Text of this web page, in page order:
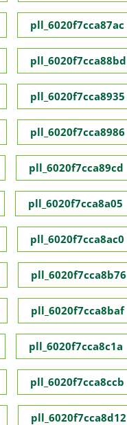
pll_6020f7cca87ac
pll_6020f7cca88bd
pll_6020f7cca8935
pll_6020f7cca8986
pll_6020f7cca89cd
pll_6020f7cca8a05
pll_6020f7cca8ac0
pll_6020f7cca8b76
pll_6020f7cca8baf
pll_6020f7cca8c1a
pll_6020f7cca8ccb
pll_6020f7cca8d12